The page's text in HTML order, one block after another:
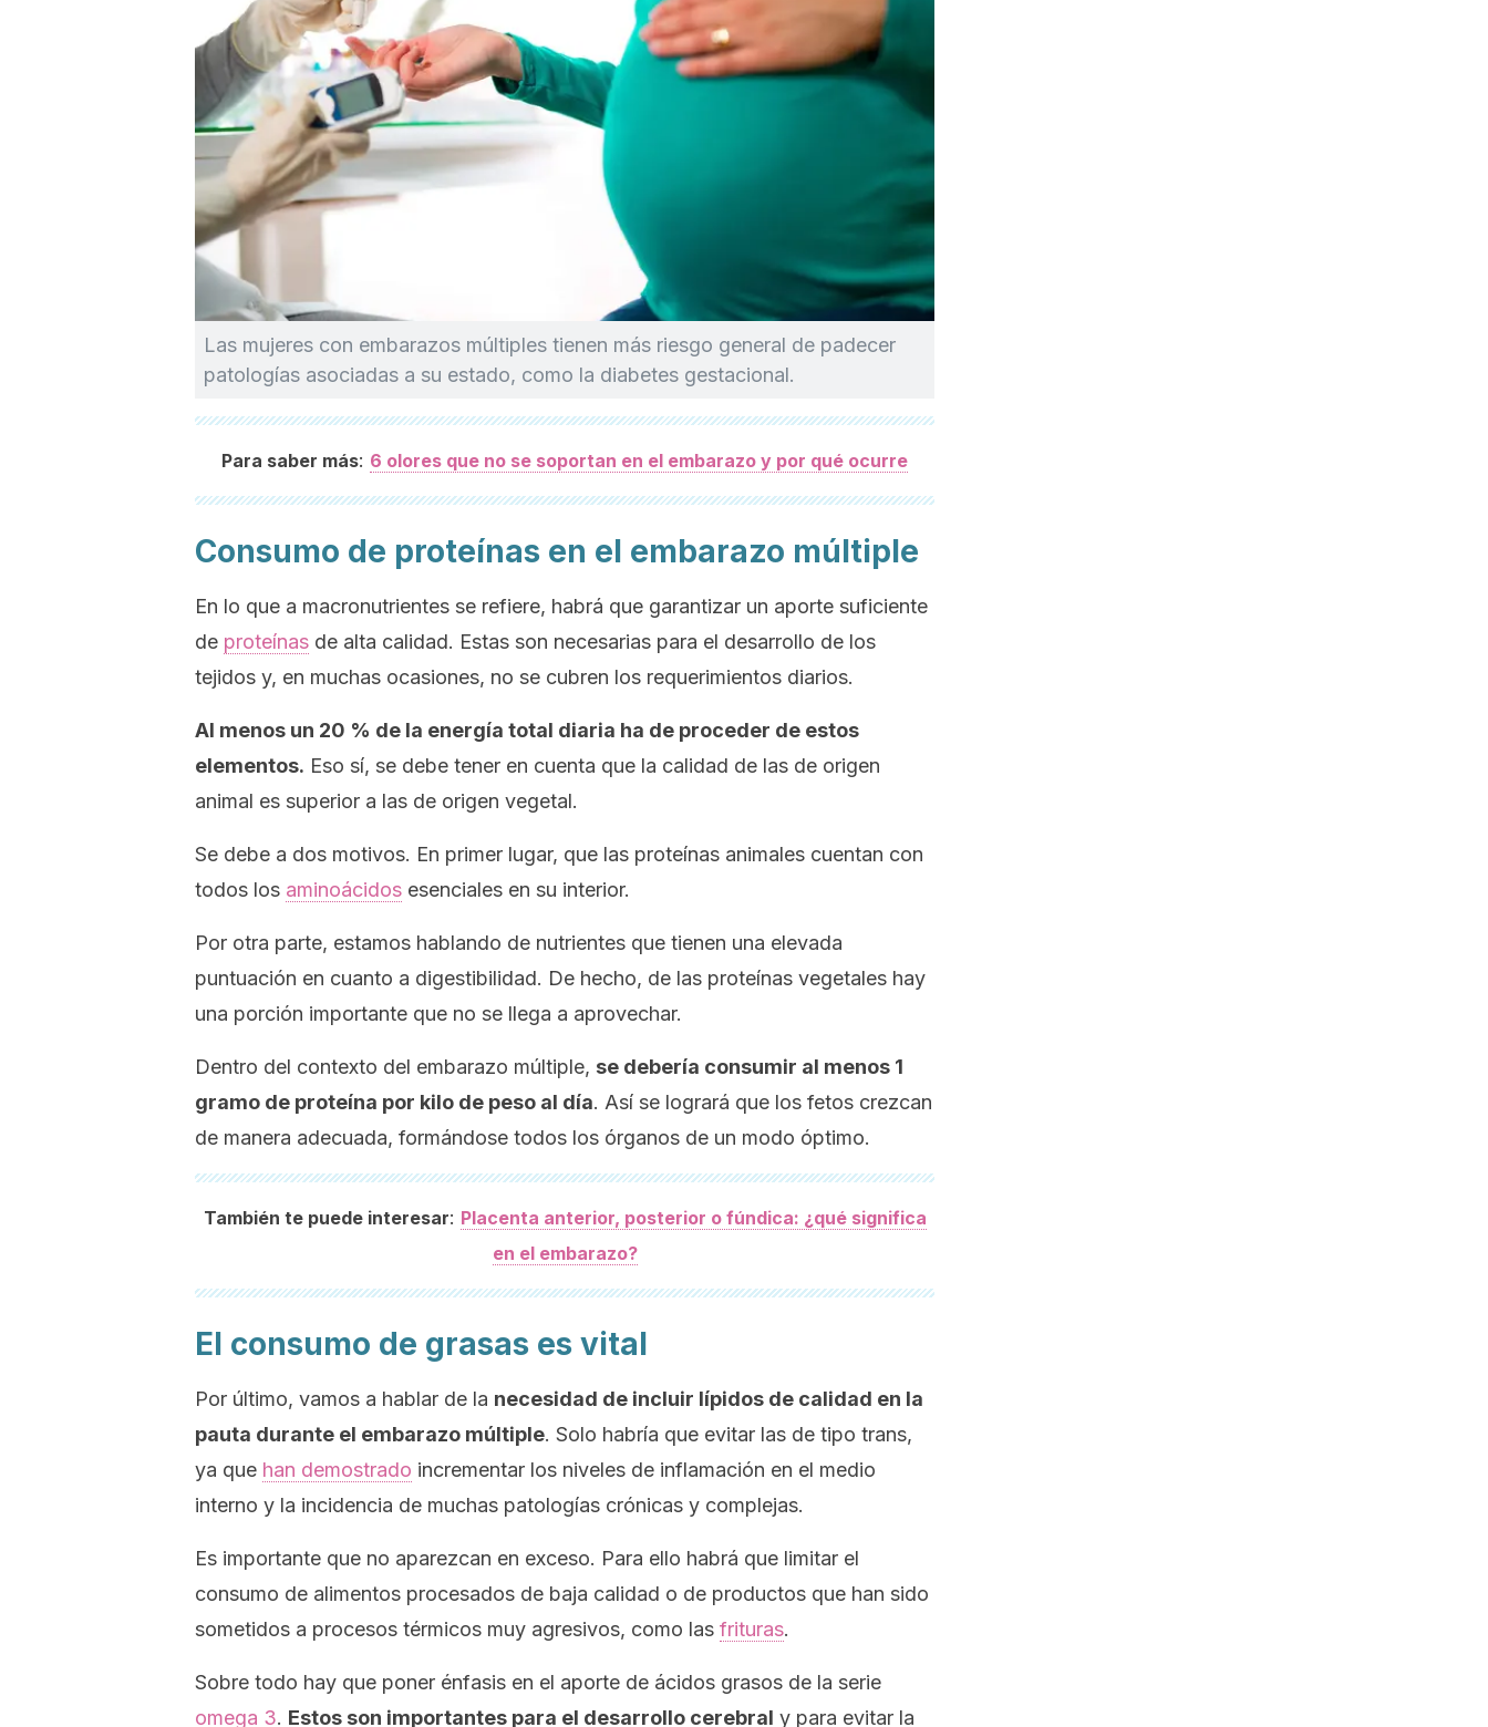
Las mujeres con embarazos múltiples tienen más riesgo general de padecer
patologías asociadas a su estado, como la diabetes gestacional.
Para saber más: 6 olores que no se soportan en el embarazo y por qué ocurre
Consumo de proteínas en el embarazo múltiple
En lo que a macronutrientes se refiere, habrá que garantizar un aporte suficiente
de proteínas de alta calidad. Estas son necesarias para el desarrollo de los
tejidos y, en muchas ocasiones, no se cubren los requerimientos diarios.
Al menos un 20 % de la energía total diaria ha de proceder de estos
elementos. Eso sí, se debe tener en cuenta que la calidad de las de origen
animal es superior a las de origen vegetal.
Se debe a dos motivos. En primer lugar, que las proteínas animales cuentan con
todos los aminoácidos esenciales en su interior.
Por otra parte, estamos hablando de nutrientes que tienen una elevada
puntuación en cuanto a digestibilidad. De hecho, de las proteínas vegetales hay
una porción importante que no se llega a aprovechar.
Dentro del contexto del embarazo múltiple, se debería consumir al menos 1
gramo de proteína por kilo de peso al día. Así se logrará que los fetos crezcan
de manera adecuada, formándose todos los órganos de un modo óptimo.
También te puede interesar: Placenta anterior, posterior o fúndica: ¿qué significa
en el embarazo?
El consumo de grasas es vital
Por último, vamos a hablar de la necesidad de incluir lípidos de calidad en la
pauta durante el embarazo múltiple. Solo habría que evitar las de tipo trans,
ya que han demostrado incrementar los niveles de inflamación en el medio
interno y la incidencia de muchas patologías crónicas y complejas.
Es importante que no aparezcan en exceso. Para ello habrá que limitar el
consumo de alimentos procesados de baja calidad o de productos que han sido
sometidos a procesos térmicos muy agresivos, como las frituras.
Sobre todo hay que poner énfasis en el aporte de ácidos grasos de la serie
omega 3. Estos son importantes para el desarrollo cerebral y para evitar la